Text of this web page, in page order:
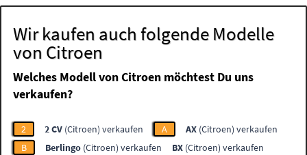
Wir kaufen auch folgende Modelle
von Citroen
Welches Modell von Citroen möchtest Du uns
verkaufen?
2 2 CV (Citroen) verkaufen A AX (Citroen) verkaufen
B
Berlingo (Citroen) verkaufen BX (Citroen) verkaufen